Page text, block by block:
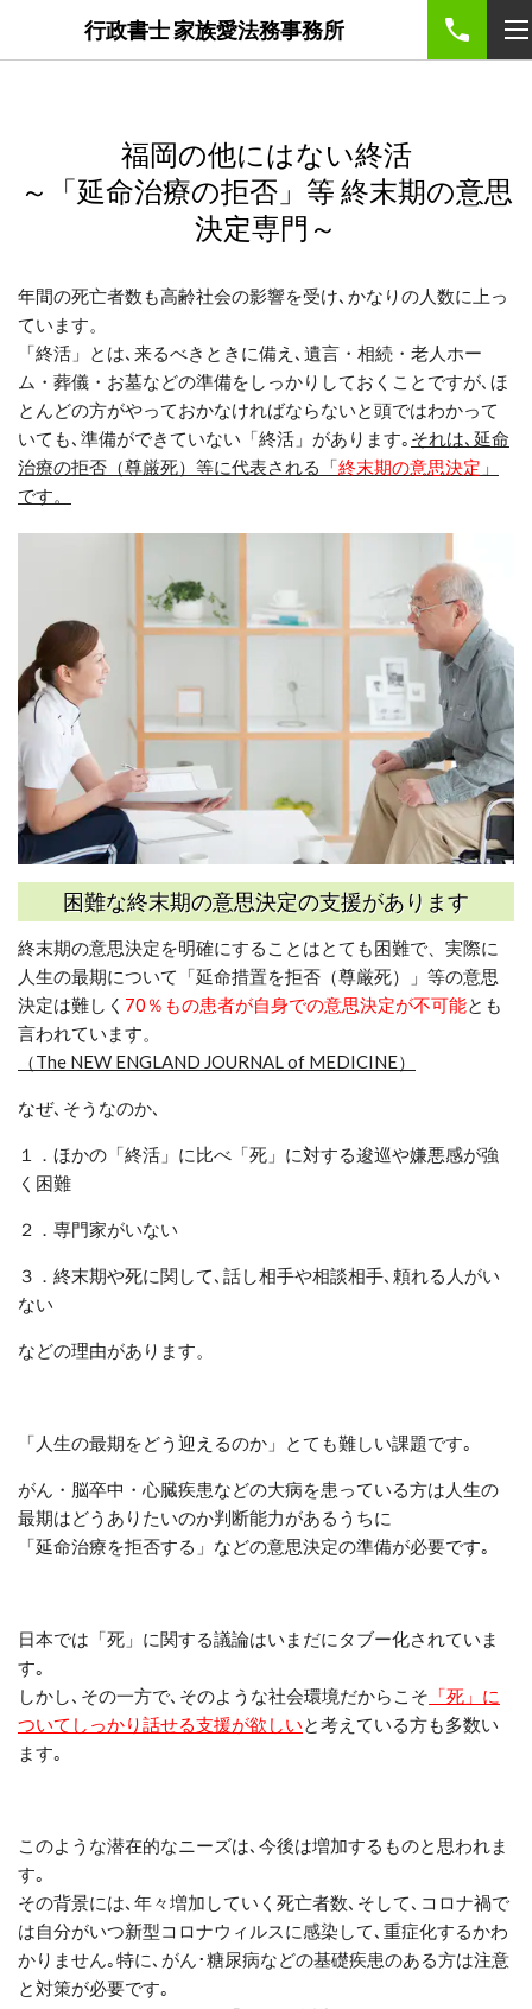
行政書士 家族愛法務事務所
福岡の他にはない終活
～「延命治療の拒否」等 終末期の意思
決定専門～
年間の死亡者数も高齢社会の影響を受け､かなりの人数に上っ
ています。
「終活」とは､来るべきときに備え､遺言・相続・老人ホー
ム・葬儀・お墓などの準備をしっかりしておくことですが､ほ
とんどの方がやっておかなければならないと頭ではわかって
いても､準備ができていない「終活」があります｡ それは､延命
治療の拒否（尊厳死）等に代表される「終末期の意思決定 」
です。
困難な終末期の意思決定の支援があります
終末期の意思決定を明確にすることはとても困難で、実際に
人生の最期について「延命措置を拒否（尊厳死）」等の意思
決定は難しく 70％もの患者が自身での意思決定が不可能とも
言われています。
（The NEW ENGLAND JOURNAL of MEDICINE）
なぜ､そうなのか､
１．ほかの「終活」に比べ「死」に対する逡巡や嫌悪感が強
く困難
２．専門家がいない
３．終末期や死に関して､話し相手や相談相手､頼れる人がい
ない
などの理由があります。
「人生の最期をどう迎えるのか」とても難しい課題です｡
がん・脳卒中・心臓疾患などの大病を患っている方は人生の
最期はどうありたいのか判断能力があるうちに
「延命治療を拒否する」などの意思決定の準備が必要です｡
日本では「死」に関する議論はいまだにタブー化されていま
す｡
しかし､その一方で､そのような社会環境だからこそ 「死」に
ついてしっかり話せる支援が欲しいと考えている方も多数い
ます｡
このような潜在的なニーズは､今後は増加するものと思われま
す｡
その背景には､年々増加していく死亡者数､そして､コロナ禍で
は自分がいつ新型コロナウィルスに感染して､重症化するかわ
かりません｡特に､がん･糖尿病などの基礎疾患のある方は注意
と対策が必要です｡